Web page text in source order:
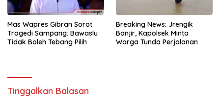
Mas Wapres Gibran Sorot
Tragedi Sampang: Bawaslu
Tidak Boleh Tebang Pilih
Breaking News: Jrengik
Banjir, Kapolsek Minta
Warga Tunda Perjalanan
Tinggalkan Balasan